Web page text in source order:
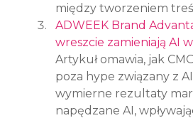
między tworzeniem
ADWEEK Brand
wreszcie zamieniają AI
Artykuł omawia, jak
poza hype związany z
wymierne rezultaty
napędzane AI,